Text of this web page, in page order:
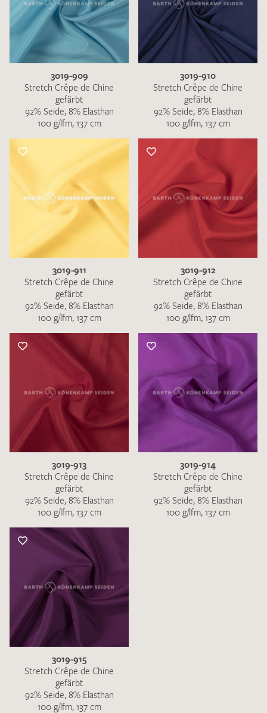
3019-909
Stretch Crêpe de Chine
gefärbt
92% Seide, 8% Elasthan
100 g/lfm, 137 cm
3019-910
Stretch Crêpe de Chine
gefärbt
92% Seide, 8% Elasthan
100 g/lfm, 137 cm
3019-911
Stretch Crêpe de Chine
gefärbt
92% Seide, 8% Elasthan
100 g/lfm, 137 cm
3019-912
Stretch Crêpe de Chine
gefärbt
92% Seide, 8% Elasthan
100 g/lfm, 137 cm
3019-913
Stretch Crêpe de Chine
gefärbt
92% Seide, 8% Elasthan
100 g/lfm, 137 cm
3019-914
Stretch Crêpe de Chine
gefärbt
92% Seide, 8% Elasthan
100 g/lfm, 137 cm
3019-915
Stretch Crêpe de Chine
gefärbt
92% Seide, 8% Elasthan
100 g/lfm, 137 cm